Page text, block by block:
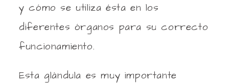
y cómo se utiliza ésta en los
diferentes órganos para su correcto
funcionamiento.
Esta glándula es muy importante